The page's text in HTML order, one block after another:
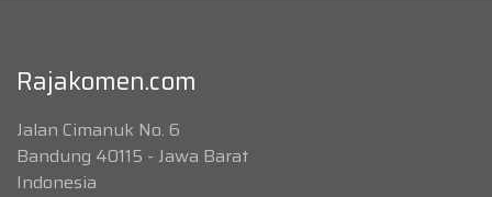
Rajakomen.com
Jalan Cimanuk No. 6
Bandung 40115 - Jawa Barat
Indonesia